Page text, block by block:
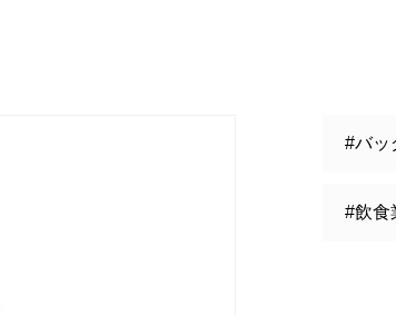
コンプライ
」授賞式に
#バッ
#飲食